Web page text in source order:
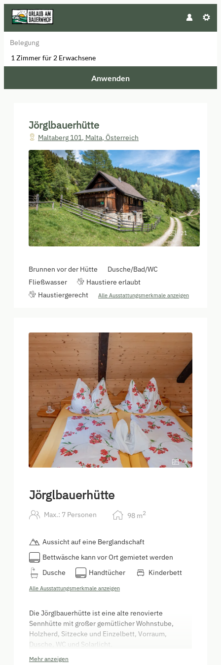
Belegung
1 Zimmerfür 2 Erwachsene
Anwenden
Jörglbauerhütte
Maltaberg 101, Malta, Österreich
21
Brunnen vor der Hütte
Dusche/Bad/WC
Fließwasser
Haustiere erlaubt
Haustiergerecht
Alle Ausstattungsmerkmale anzeigen
9
Jörglbauerhütte
Max.: 7 Personen 98 m2
Aussicht auf eine Berglandschaft
Bettwäsche kann vor Ort gemietet werden
Dusche
Handtücher Kinderbett
Alle Ausstattungsmerkmale anzeigen
Die Jörglbauerhütte ist eine alte renovierte
Sennhütte mit großer gemütlicher Wohnstube,
Holzherd, Sitzecke und Einzelbett, Vorraum,
Dusche, WC und Solarlicht.
Über eine Treppe zwei Schlafzimmer mit einmal
Mehr anzeigen